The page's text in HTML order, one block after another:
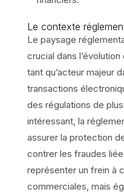
Le contexte
Le paysage
crucial dans
tant qu’acteur majeur
transactions
des régulations de
intéressant, la
assurer la protection
contrer les fraudes
représenter un frein à
commerciales, mais